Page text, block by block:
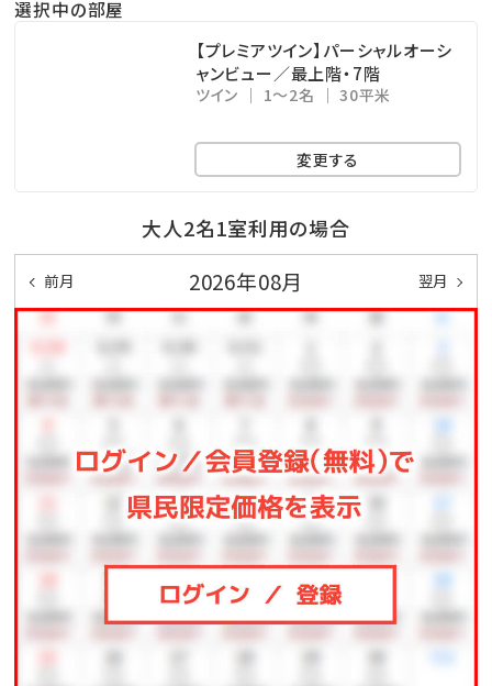
●未就学児のお子様は朝食無料（大人同伴時に限る）
●3歳以下のお子様は夕食無料（大人同伴時に限る）
●グラスボート乗船割引あり
☆★ちゅらとくスタッフおすすめ利用法★☆
レストランプランを宿泊前後に利用しちゃう⁉
⇒プランはこちら
★☆★☆★☆★☆★☆★☆★☆★☆★☆★☆
選択中の部屋
【プレミアツイン】パーシャルオーシ
ャンビュー／最上階・7階
ツイン 1～2名 30平米
変更する
大人2名1室利用の場合
前月 2026年08月 翌月